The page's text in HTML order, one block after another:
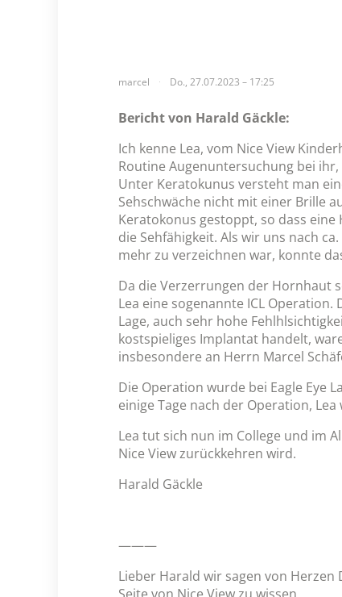
marcel Do., 27.07.2023 – 17:25
Bericht von Harald Gäckle:
Ich kenne Lea, vom Nice View
Routine Augenuntersuchung bei
Unter Keratokunus versteht man
Sehschwäche nicht mit einer Brille
Keratokonus gestoppt, so dass
die Sehfähigkeit. Als wir uns nach
mehr zu verzeichnen war, konnte
Da die Verzerrungen der Hornhaut
Lea eine sogenannte ICL
Lage, auch sehr hohe
kostspieliges Implantat handelt,
insbesondere an Herrn Marcel
Die Operation wurde bei Eagle Eye
einige Tage nach der Operation,
Lea tut sich nun im College und im
Nice View zurückkehren wird.
Harald Gäckle
———
Lieber Harald wir sagen von